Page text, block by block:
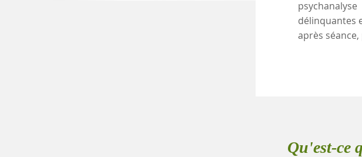
délinquantes
après
Qu'est-ce